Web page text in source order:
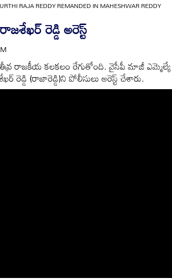
RAJA REDDY REMANDED IN MAHESHWAR REDDY
రెడ్డి అరెస్ట్
రాజకీయ కలకలం రేగుతోంది. వైసీపీ మాజీ ఎమ్మెల్యే
రెడ్డి (రాజారెడ్డి)ని పోలీసులు అరెస్ట్ చేశారు.